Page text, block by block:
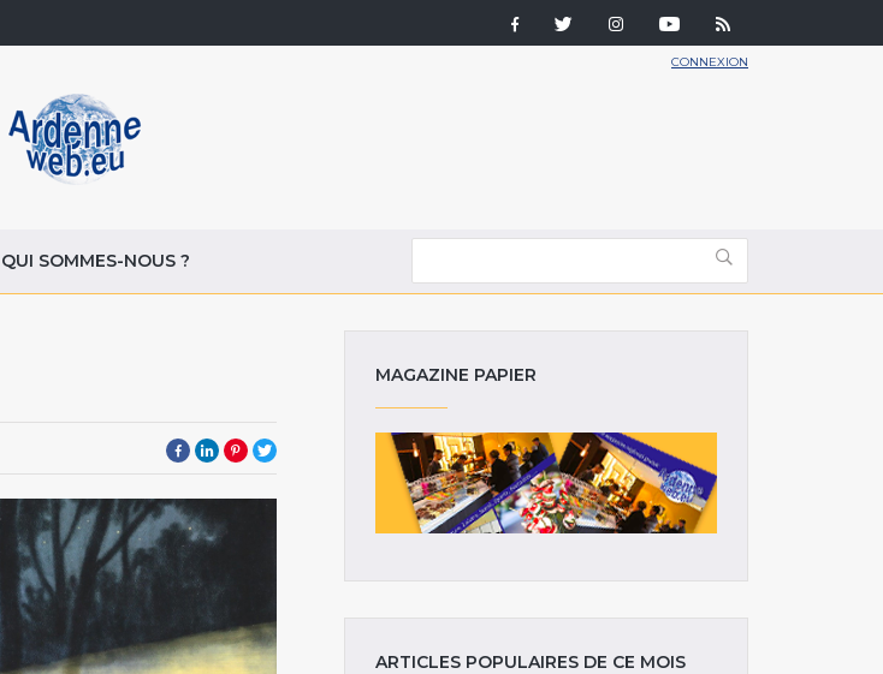
CONNEXION
QUI SOMMES-NOUS ?
MAGAZINE PAPIER
ARTICLES POPULAIRES DE CE MOIS